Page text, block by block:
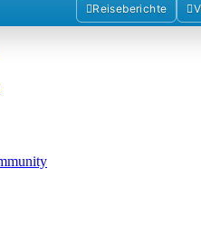
Reiseberichte